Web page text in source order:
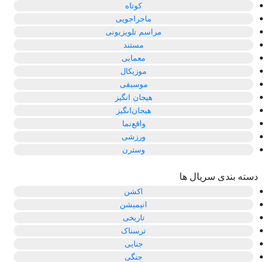
کوتاه
ماجراجویی
مراسم تلویزیونی
مستند
معمایی
موزیکال
موسیقی
هیجان انگیز
هیجان‌انگیز
واقع‌نما
ورزشی
وسترن
دسته بندی سریال ها
اکشن
انیمیشن
تاریخی
ترسناک
جنایی
جنگی